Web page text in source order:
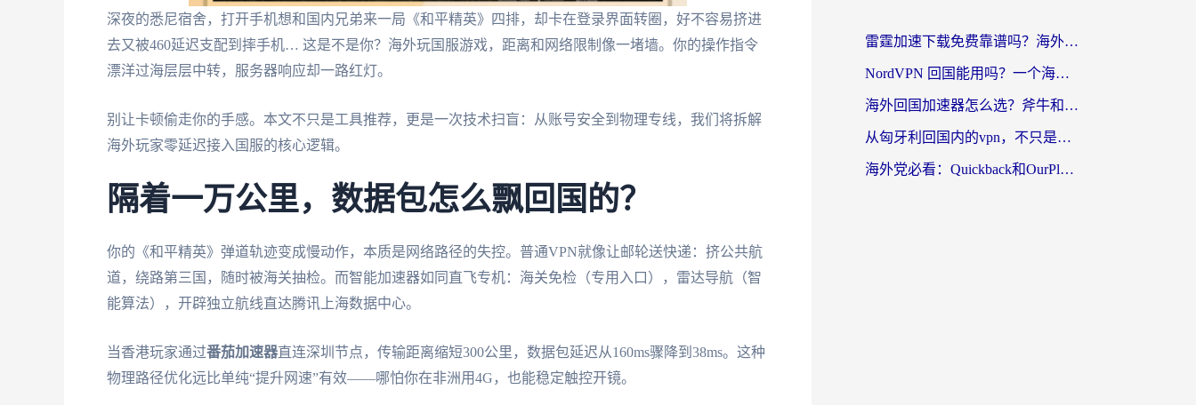
深夜的悉尼宿舍，打开手机想和国内兄弟来一局《和平精英》四排，却卡在登录界面转圈，好不容易挤进
去又被460延迟支配到摔手机… 这是不是你？海外玩国服游戏，距离和网络限制像一堵墙。你的操作指令
漂洋过海层层中转，服务器响应却一路红灯。
别让卡顿偷走你的手感。本文不只是工具推荐，更是一次技术扫盲：从账号安全到物理专线，我们将拆解
海外玩家零延迟接入国服的核心逻辑。
隔着一万公里，数据包怎么飘回国的？
你的《和平精英》弹道轨迹变成慢动作，本质是网络路径的失控。普通VPN就像让邮轮送快递：挤公共航
道，绕路第三国，随时被海关抽检。而智能加速器如同直飞专机：海关免检（专用入口），雷达导航（智
能算法），开辟独立航线直达腾讯上海数据中心。
当香港玩家通过番茄加速器直连深圳节点，传输距离缩短300公里，数据包延迟从160ms骤降到38ms。这种
物理路径优化远比单纯“提升网速”有效——哪怕你在非洲用4G，也能稳定触控开镜。
雷霆加速下载免费靠谱吗？海外党选回国加速器的避坑指南（附热门工具对比）
NordVPN 回国能用吗？一个海外用户必须面对的真实困境
海外回国加速器怎么选？斧牛和海龟哪个好？一篇帮你避开坑的实用指南
从匈牙利回国内的vpn，不只是为了刷剧那么简单
海外党必看：Quickback和OurPlay好用吗？3分钟选对回国加速器，无缝刷剧玩游戏